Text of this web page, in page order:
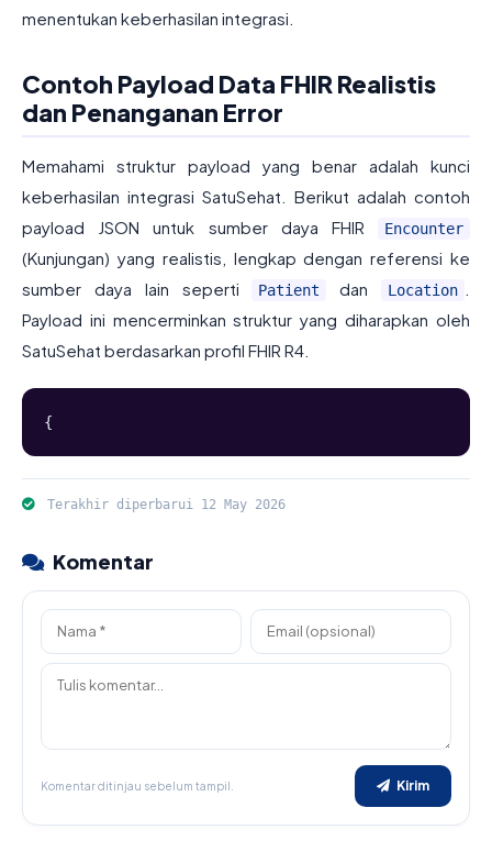
menentukan keberhasilan integrasi.
Contoh Payload Data FHIR Realistis
dan Penanganan Error
Memahami struktur payload yang benar adalah kunci
keberhasilan integrasi SatuSehat. Berikut adalah contoh
payload JSON untuk sumber daya FHIR
Encounter
(Kunjungan) yang realistis, lengkap dengan referensi ke
sumber daya lain seperti
Patient dan Location
Payload ini mencerminkan struktur yang diharapkan oleh
SatuSehat berdasarkan profil FHIR R4.
{
Terakhir diperbarui 12 May 2026
Komentar
Komentar ditinjau sebelum tampil. Kirim